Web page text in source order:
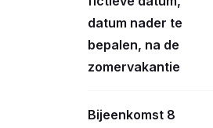
datum nader te
bepalen, na de
zomervakantie
Bijeenkomst 8